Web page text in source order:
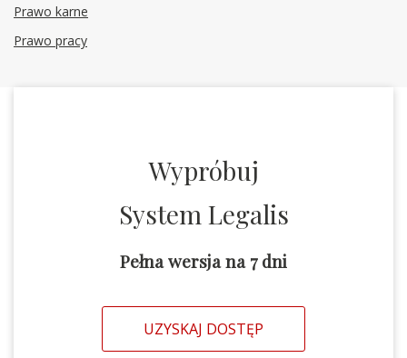
Prawo karne
Prawo pracy
Wypróbuj
System Legalis
Pełna wersja na 7 dni
UZYSKAJ DOSTĘP